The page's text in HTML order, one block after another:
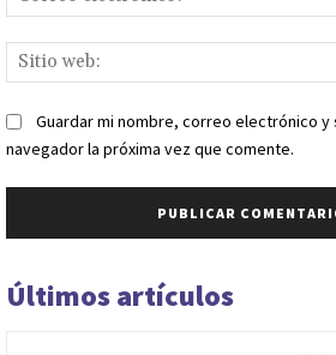
Guardar mi nombre, correo electrónico
navegador la próxima vez que comente.
Últimos artículos